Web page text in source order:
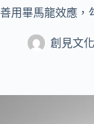
善用畢馬龍效應，
創見文化